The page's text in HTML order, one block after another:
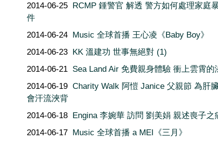
2014-06-25 RCMP 鍾警官 解透 警方如何處理家庭
件
2014-06-24 Music 全球首播 王心凌《Baby Boy》
2014-06-23 KK 溫建功 世事無絕對 (1)
2014-06-21 Sea Land Air 免費親身體驗 衝上雲霄的
2014-06-19 Charity Walk 阿愷 Janice 父親節 為肝
會汗流浹背
2014-06-18 Engina 李婉華 訪問 劉美娟 親述喪子之
2014-06-17 Music 全球首播 a MEI《三月》